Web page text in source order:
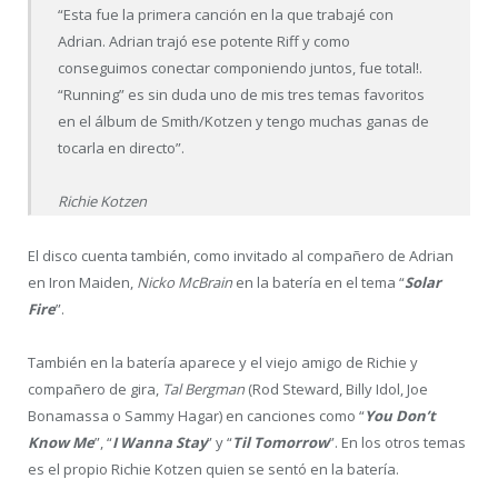
“Esta fue la primera canción en la que trabajé con
Adrian. Adrian trajó ese potente Riff y como
conseguimos conectar componiendo juntos, fue total!.
“Running” es sin duda uno de mis tres temas favoritos
en el álbum de Smith/Kotzen y tengo muchas ganas de
tocarla en directo”.
Richie Kotzen
El disco cuenta también, como invitado al compañero de Adrian
en Iron Maiden, Nicko McBrain en la batería en el tema “Solar
Fire”.
También en la batería aparece y el viejo amigo de Richie y
compañero de gira, Tal Bergman (Rod Steward, Billy Idol, Joe
Bonamassa o Sammy Hagar) en canciones como “You Don’t
Know Me”, “I Wanna Stay” y “Til Tomorrow”. En los otros temas
es el propio Richie Kotzen quien se sentó en la batería.